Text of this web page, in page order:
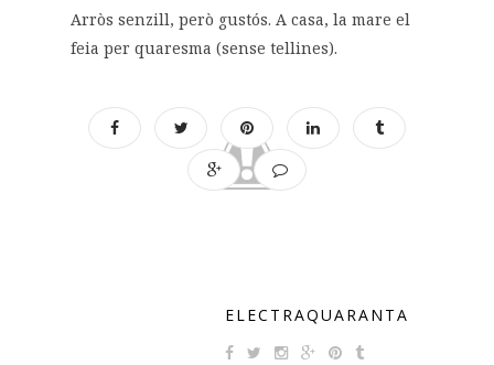
Arròs senzill, però gustós. A casa, la mare el
feia per quaresma (sense tellines).
ELECTRAQUARANTA